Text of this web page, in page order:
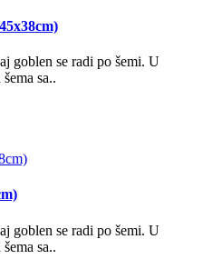
se radi po šemi. U
sa..
se radi po šemi. U
sa..